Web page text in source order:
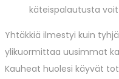
käteispalautusta
Yhtäkkiä ilmestyi kuin
ylikuormittaa uusimmat
Kauheat huolesi käyvät